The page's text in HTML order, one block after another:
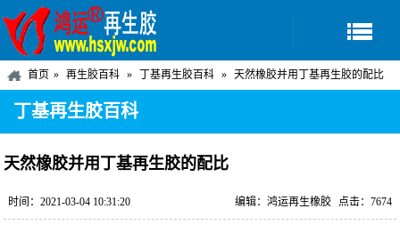
首页 再生胶百科 丁基再生胶百科 天然橡胶并用丁基再生胶的配比
丁基再生胶百科
天然橡胶并用丁基再生胶的配比
时间：2021-03-04 10:31:20 点击：7674
编辑：鸿运再生橡胶